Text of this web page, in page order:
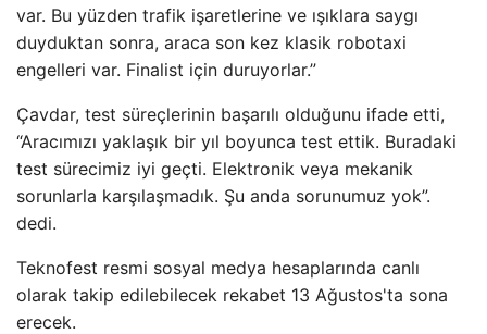
var. Bu yüzden trafik işaretlerine ve ışıklara saygı
duyduktan sonra, araca son kez klasik robotaxi
engelleri var. Finalist için duruyorlar.”
Çavdar, test süreçlerinin başarılı olduğunu ifade etti,
“Aracımızı yaklaşık bir yıl boyunca test ettik. Buradaki
test sürecimiz iyi geçti. Elektronik veya mekanik
sorunlarla karşılaşmadık. Şu anda sorunumuz yok”.
dedi.
Teknofest resmi sosyal medya hesaplarında canlı
olarak takip edilebilecek rekabet 13 Ağustos'ta sona
erecek.